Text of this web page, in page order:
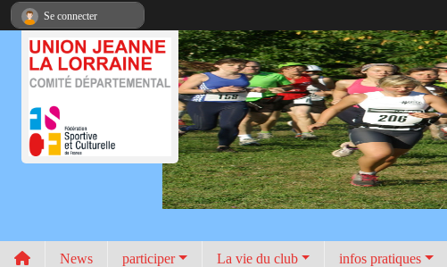
News participer La vie du club infos pratiques
Se connecter
Panneau de gestion des cookies